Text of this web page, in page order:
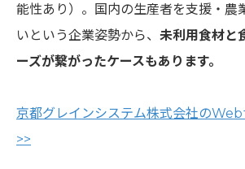
能性あり）。国内の生産者を支援・農
いという企業姿勢から、 未利用食材と
ーズが繋がったケースもあります。
京都グレインシステム株式会社のWeb
>>